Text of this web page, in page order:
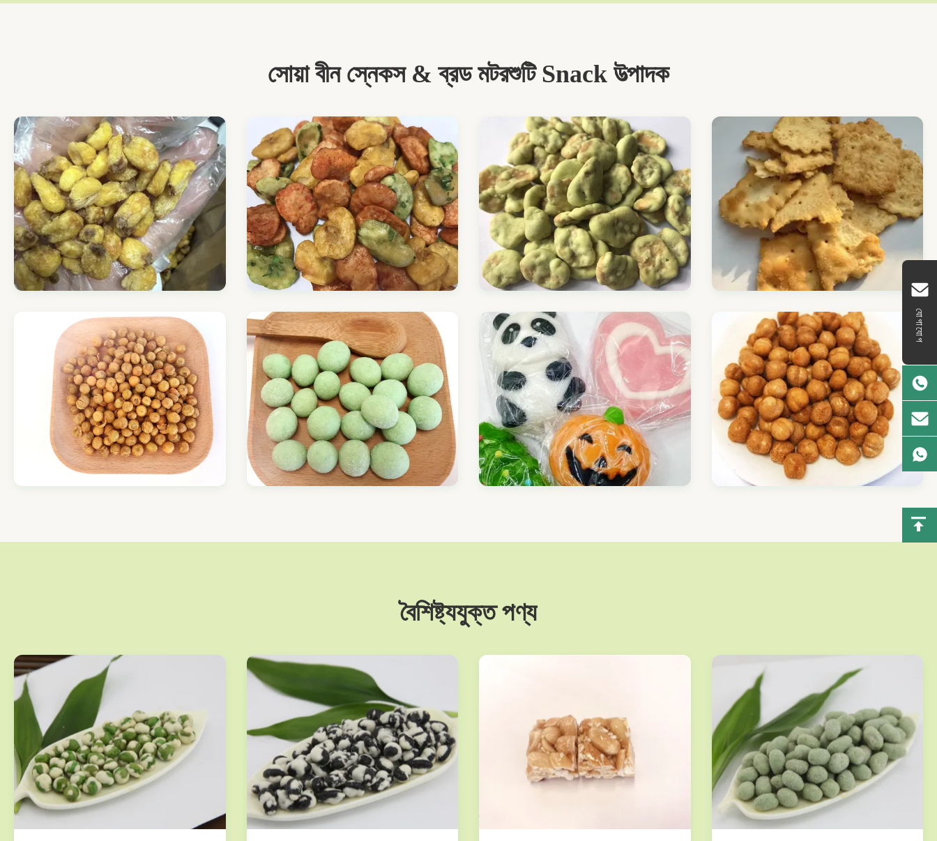
যোগাযোগ
সোয়া বীন স্নেকস & ব্রড মটরশুটি Snack উত্পাদক
বৈশিষ্ট্যযুক্ত পণ্য